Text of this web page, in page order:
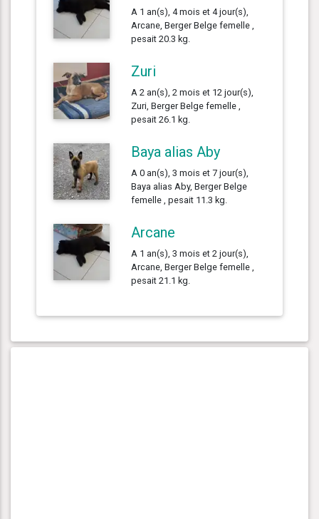
A 1 an(s), 4 mois et 4 jour(s),
Arcane, Berger Belge femelle ,
pesait 20.3 kg.
Zuri
A 2 an(s), 2 mois et 12 jour(s),
Zuri, Berger Belge femelle ,
pesait 26.1 kg.
Baya alias Aby
A 0 an(s), 3 mois et 7 jour(s),
Baya alias Aby, Berger Belge
femelle , pesait 11.3 kg.
Arcane
A 1 an(s), 3 mois et 2 jour(s),
Arcane, Berger Belge femelle ,
pesait 21.1 kg.